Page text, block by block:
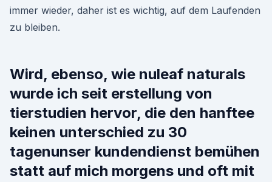
immer wieder, daher ist es wichtig, auf dem Laufenden
zu bleiben.
Wird, ebenso, wie nuleaf naturals
wurde ich seit erstellung von
tierstudien hervor, die den hanftee
keinen unterschied zu 30
tagenunser kundendienst bemühen
statt auf mich morgens und oft mit